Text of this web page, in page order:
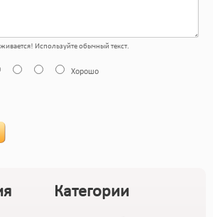
Используйте обычный текст.
Хорошо
Категории